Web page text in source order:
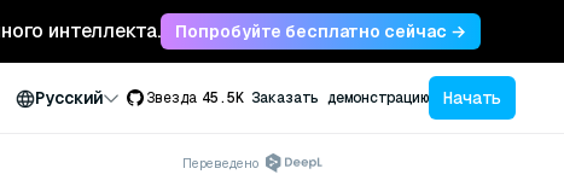
интеллекта. Попробуйте бесплатно сейчас →
Русский Звезда 45.5K Заказать демонстрацию Начать
Переведено